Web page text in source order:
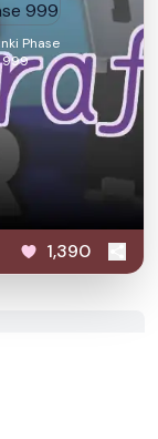
Phase
999
1,390